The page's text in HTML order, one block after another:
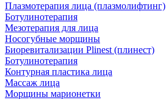
Плазмотерапия лица (плазмолифтинг)
Ботулинотерапия
Мезотерапия для лица
Носогубные морщины
Биоревитализации Plinest (плинест)
Ботулинотерапия
Контурная пластика лица
Массаж лица
Морщины марионетки